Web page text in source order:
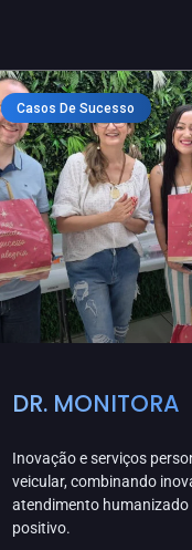
Casos De Sucesso
DR. MONITORA
Inovação e serviços
veicular, combinando
atendimento
positivo.